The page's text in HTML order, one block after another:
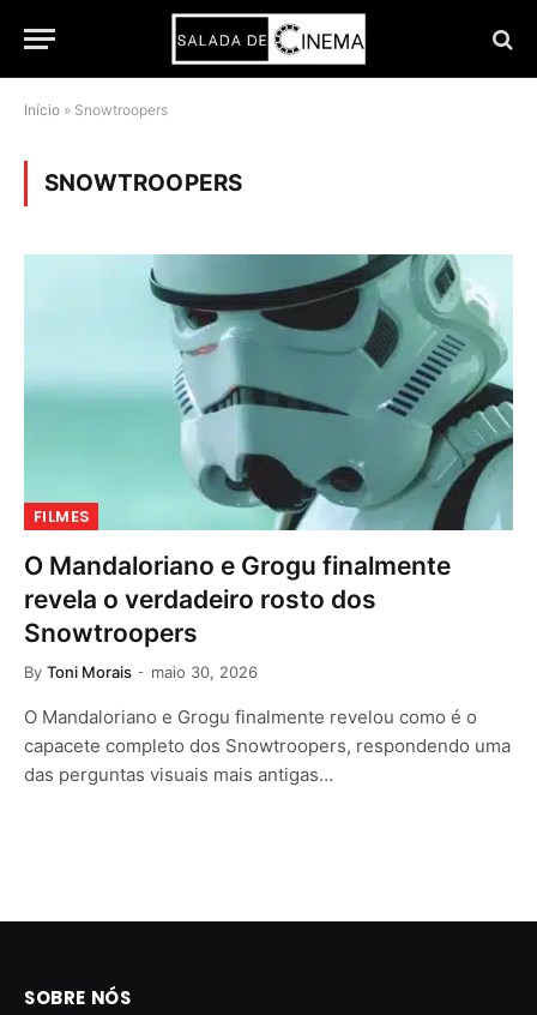
Início » Snowtroopers
SNOWTROOPERS
FILMES
O Mandaloriano e Grogu finalmente
revela o verdadeiro rosto dos
Snowtroopers
By Toni Morais maio 30, 2026
O Mandaloriano e Grogu finalmente revelou como é o
capacete completo dos Snowtroopers, respondendo uma
das perguntas visuais mais antigas…
SOBRE NÓS